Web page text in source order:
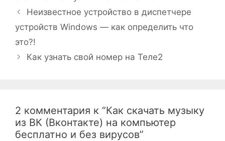
Неизвестное устройство в диспетчере
устройств Windows — как определить что
это?!
Как узнать свой номер на Теле2
2 комментария к “Как скачать музыку
из ВК (Вконтакте) на компьютер
бесплатно и без вирусов”